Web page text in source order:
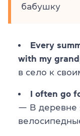
бабушку
Every
with my
в село к
I often go
— В деревне